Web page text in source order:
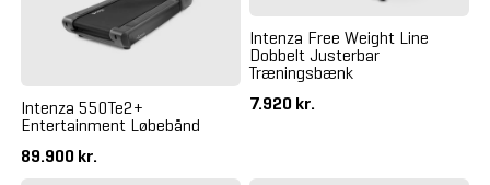
Intenza 550Te2+
Entertainment Løbebånd
89.900 kr.
Intenza Free Weight Line
Dobbelt Justerbar
Træningsbænk
7.920 kr.